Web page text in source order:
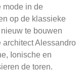
mode in de
op de klassieke
te bouwen
architect Alessandro
Ionische en
de toren.